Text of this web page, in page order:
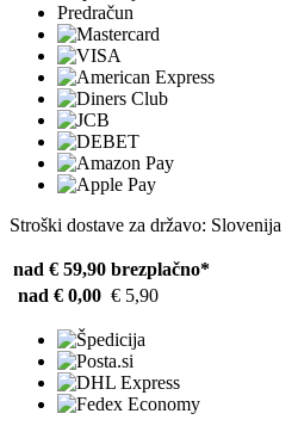
Predračun
Stroški dostave za državo: Slovenija
nad € 59,90 brezplačno*
nad € 0,00 € 5,90